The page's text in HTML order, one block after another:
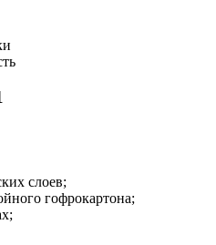
слоев;
гофрокартона;